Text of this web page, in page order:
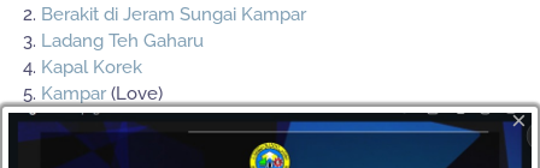
2. Berakit di Jeram Sungai Kampar
3. Ladang Teh Gaharu
4. Kapal Korek
5. Kampar(Love)
×